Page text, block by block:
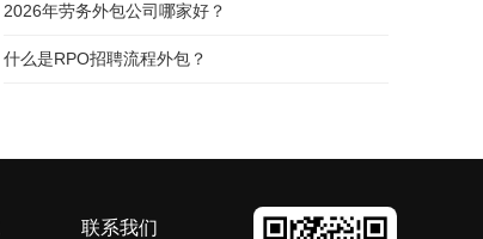
2026年劳务外包公司哪家好？
什么是RPO招聘流程外包？
联系我们